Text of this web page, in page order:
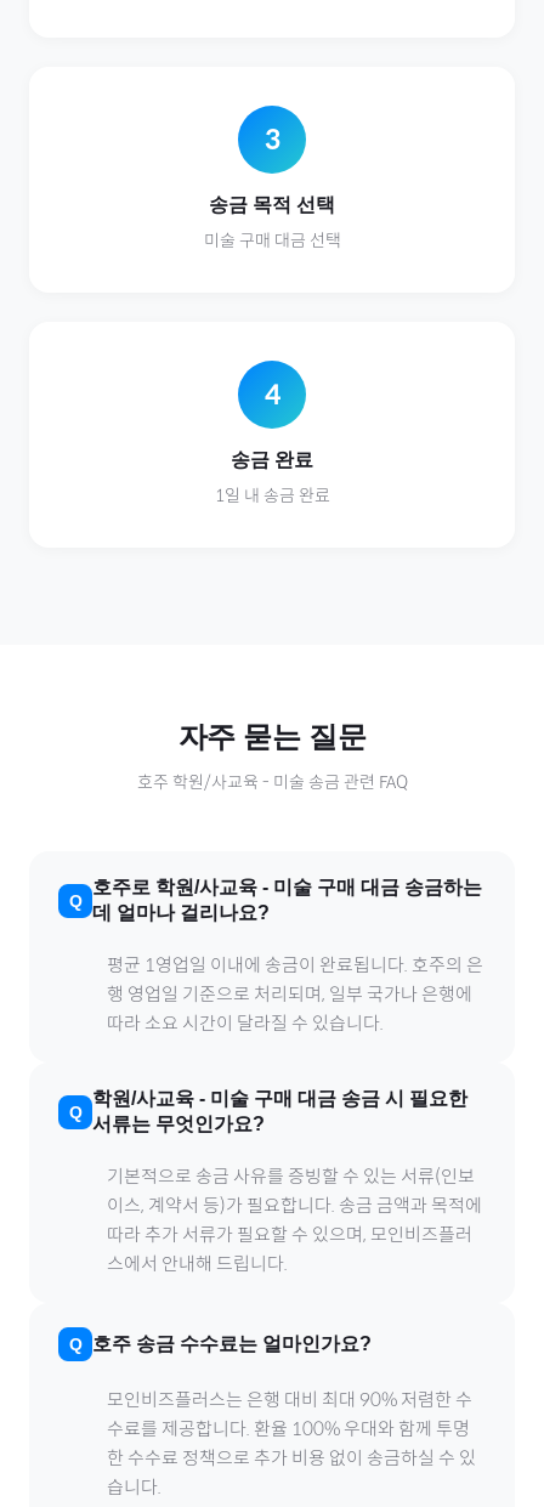
3
송금 목적 선택
미술 구매 대금 선택
4
송금 완료
1일 내 송금 완료
자주 묻는 질문
호주 학원/사교육 - 미술 송금 관련 FAQ
호주로 학원/사교육 - 미술 구매 대금 송금하는
데 얼마나 걸리나요?
평균 1영업일 이내에 송금이 완료됩니다. 호주의 은
행 영업일 기준으로 처리되며, 일부 국가나 은행에
따라 소요 시간이 달라질 수 있습니다.
학원/사교육 - 미술 구매 대금 송금 시 필요한
서류는 무엇인가요?
기본적으로 송금 사유를 증빙할 수 있는 서류(인보
이스, 계약서 등)가 필요합니다. 송금 금액과 목적에
따라 추가 서류가 필요할 수 있으며, 모인비즈플러
스에서 안내해 드립니다.
호주 송금 수수료는 얼마인가요?
모인비즈플러스는 은행 대비 최대 90% 저렴한 수
수료를 제공합니다. 환율 100% 우대와 함께 투명
한 수수료 정책으로 추가 비용 없이 송금하실 수 있
습니다.